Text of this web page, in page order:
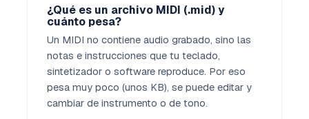
¿Qué es un archivo MIDI (.mid) y
cuánto pesa?
Un MIDI no contiene audio grabado, sino las
notas e instrucciones que tu teclado,
sintetizador o software reproduce. Por eso
pesa muy poco (unos KB), se puede editar y
cambiar de instrumento o de tono.